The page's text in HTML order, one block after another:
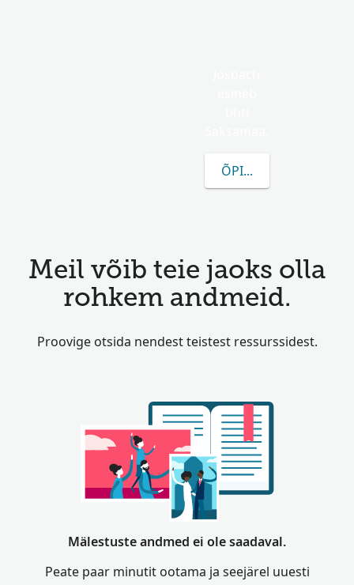
ÕPI ROHKEM
Meil võib teie jaoks olla
rohkem andmeid.
Proovige otsida nendest teistest ressurssidest.
Mälestuste andmed ei ole saadaval.
Peate paar minutit ootama ja seejärel uuesti